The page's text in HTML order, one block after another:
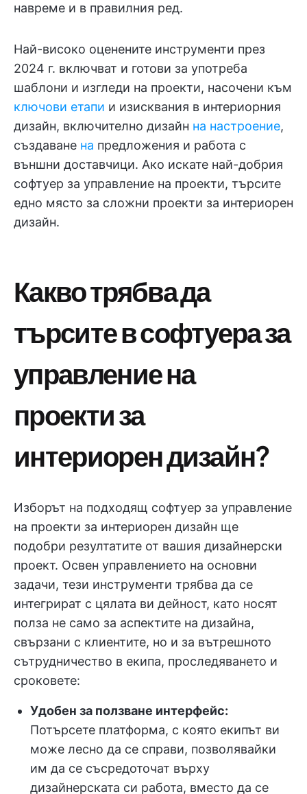
навреме и в правилния ред.
Най-високо оценените инструменти през
2024 г. включват и готови за употреба
шаблони и изгледи на проекти, насочени към
ключови етапи и изисквания в интериорния
дизайн, включително дизайн на настроение,
създаване на предложения и работа с
външни доставчици. Ако искате най-добрия
софтуер за управление на проекти, търсите
едно място за сложни проекти за интериорен
дизайн.
Какво трябва да
търсите в софтуера за
управление на
проекти за
интериорен дизайн?
Изборът на подходящ софтуер за управление
на проекти за интериорен дизайн ще
подобри резултатите от вашия дизайнерски
проект. Освен управлението на основни
задачи, тези инструменти трябва да се
интегрират с цялата ви дейност, като носят
полза не само за аспектите на дизайна,
свързани с клиентите, но и за вътрешното
сътрудничество в екипа, проследяването и
сроковете:
Удобен за ползване интерфейс:
Потърсете платформа, с която екипът ви
може лесно да се справи, позволявайки
им да се съсредоточат върху
дизайнерската си работа, вместо да се